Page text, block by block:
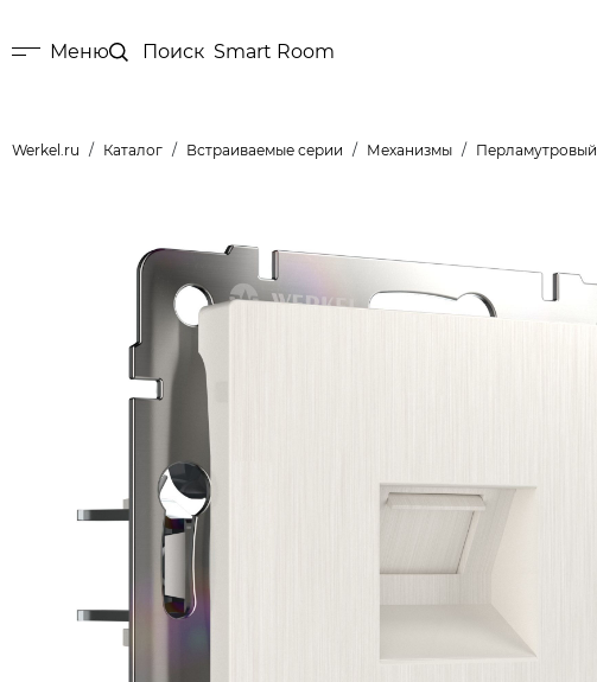
Меню Поиск Smart Room
Werkel.ru Каталог Встраиваемые серии Механизмы Перламутровый